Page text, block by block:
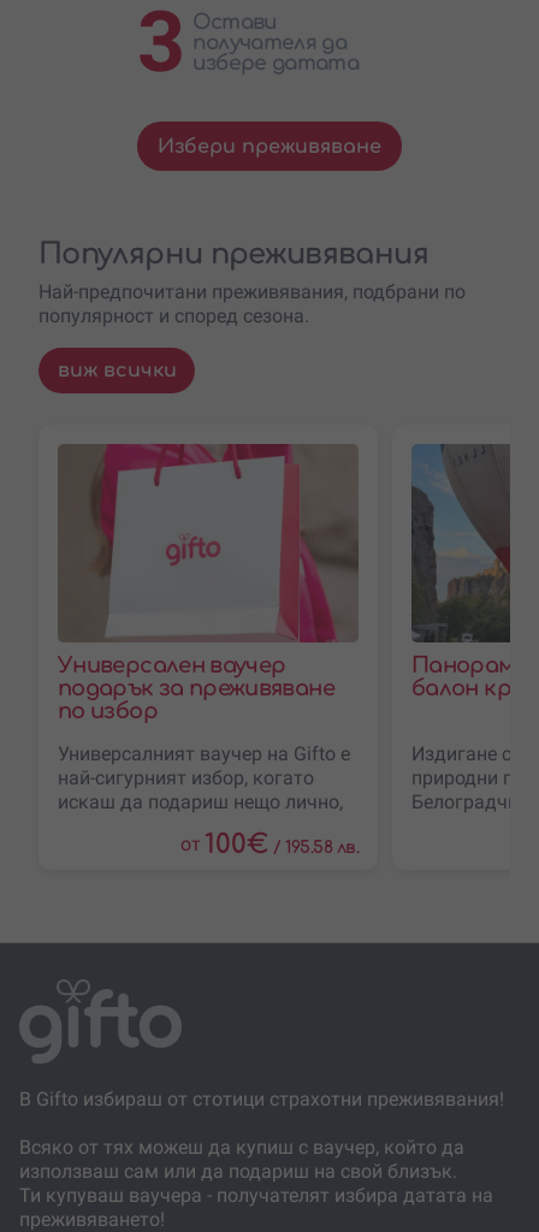
3 Остави
получателя да
избере датата
Избери преживяване
Популярни преживявания
Най-предпочитани преживявания, подбрани по
популярност и според сезона.
виж всички
Универсален ваучер
подарък за преживяване
по избор
Универсалният ваучер на Gifto е
най-сигурният избор, когато
искаш да подариш нещо лично,
преживяване ще зарадва
от 100€ / 195.58 лв.
балон
Издигане с
природни
В Gifto избираш от стотици страхотни преживявания!
Всяко от тях можеш да купиш с ваучер, който да
използваш сам или да подариш на свой близък.
Ти купуваш ваучера - получателят избира датата на
преживяването!